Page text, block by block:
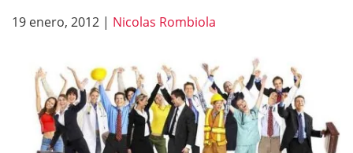
19 enero, 2012 | Nicolas Rombiola